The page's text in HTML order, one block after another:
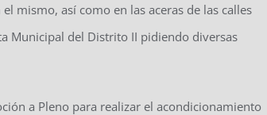
mismo, así como en las aceras de las calles
Municipal del Distrito II pidiendo diversas
a Pleno para realizar el acondicionamiento